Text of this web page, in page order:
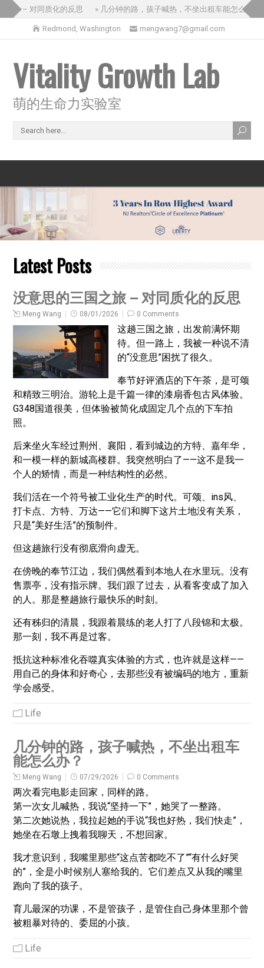
– 对同质化的反思 » 几分钟的路，孩子喊热，不坐出租车能怎么办？
Redmond, Washington mengwang7@gmail.com
Vitality Growth Lab
萌的生命力实验室
Latest Posts
没意思的三国之旅 – 对同质化的反思
Meng Wang 08/01/2026 0 Comments
这趟三国之旅，出发前满怀期
待。但一路上，我被一种说不清
的“没意思”困扰了很久。
奉节好评酒店的下午茶，是可颂
和精致三明治。游轮上是千篇一律的漆扇香包古风体验。
G348国道很美，但体验被简化成固定几个点的下车拍
照。
后来坐火车经过荆州、襄阳，看到城边的方特、嘉年华，
和一模一样的新城高楼群。我突然明白了——这不是我一
个人的矫情，而是一种结构性的必然。
我们活在一个符号被工业化生产的时代。可颂、ins风、
打卡点、方特、万达——它们和脚下这片土地没有关系，
只是“美好生活”的预制件。
但这趟旅行没有彻底滑向虚无。
在傍晚的奉节江边，我们偶然看到本地人在水里玩。没有
售票亭，没有指示牌。我们跟了过去，从看客变成了加入
的人。那是整趟旅行最快乐的时刻。
还有秭归的清晨，我跟着晨练的老人打了八段锦和太极。
那一刻，我不再是过客。
抵抗这种标准化吞噬真实体验的方式，也许就是这样——
用自己的身体和好奇心，去那些没有被编码的地方，重新
学会感受。
Life
几分钟的路，孩子喊热，不坐出租车
能怎么办？
Meng Wang 07/29/2026 0 Comments
两次看完电影走回家，同样的路。
第一次女儿喊热，我说“坚持一下”，她哭了一整路。
第二次她说热，我拉起她的手说“我也好热，我们快走”，
她坐在石墩上拽着我聊天，不想回家。
我才意识到，我嘴里那些“这点苦都吃不了”“有什么好哭
的”，全是小时候别人塞给我的。它们差点又从我的嘴里
跑向了我的孩子。
育儿最深的功课，不是管孩子，是管住自己身体里那个曾
被粗暴对待的、委屈的小孩。
Life